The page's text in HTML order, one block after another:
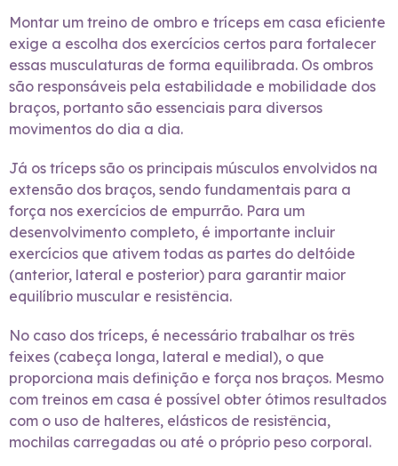
Montar um treino de ombro e tríceps em casa eficiente
exige a escolha dos exercícios certos para fortalecer
essas musculaturas de forma equilibrada. Os ombros
são responsáveis pela estabilidade e mobilidade dos
braços, portanto são essenciais para diversos
movimentos do dia a dia.
Já os tríceps são os principais músculos envolvidos na
extensão dos braços, sendo fundamentais para a
força nos exercícios de empurrão. Para um
desenvolvimento completo, é importante incluir
exercícios que ativem todas as partes do deltóide
(anterior, lateral e posterior) para garantir maior
equilíbrio muscular e resistência.
No caso dos tríceps, é necessário trabalhar os três
feixes (cabeça longa, lateral e medial), o que
proporciona mais definição e força nos braços. Mesmo
com treinos em casa é possível obter ótimos resultados
com o uso de halteres, elásticos de resistência,
mochilas carregadas ou até o próprio peso corporal.